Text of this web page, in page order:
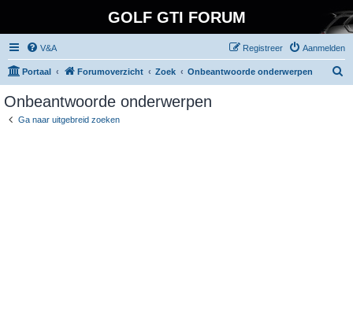
GOLF GTI FORUM
V&A Aanmelden
Registreer
Portaal Forumoverzicht Zoek Onbeantwoorde onderwerpen
Onbeantwoorde onderwerpen
Ga naar uitgebreid zoeken